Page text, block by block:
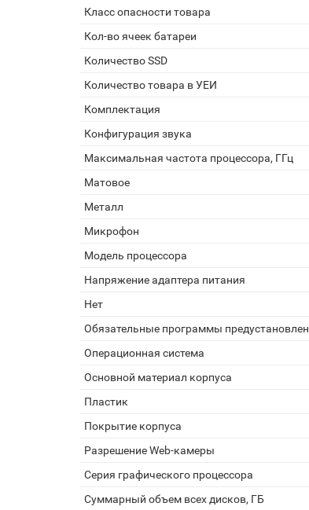
Класс опасности товара
Кол-во ячеек батареи
Количество SSD
Количество товара в УЕИ
Комплектация
Конфигурация звука
Максимальная частота процессора, ГГц
Матовое
Металл
Микрофон
Модель процессора
Напряжение адаптера питания
Нет
Обязательные программы
Операционная система
Основной материал корпуса
Пластик
Покрытие корпуса
Разрешение Web-камеры
Серия графического процессора
Суммарный объем всех дисков, ГБ